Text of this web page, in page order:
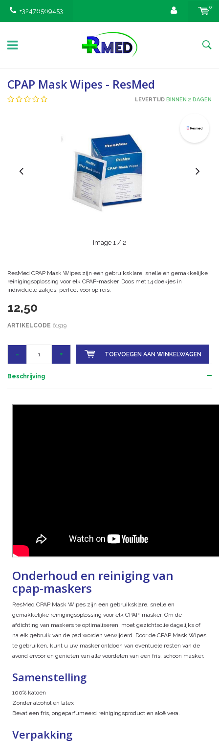
+32476569453
0
CPAP Mask Wipes - ResMed
LEVERTIJD BINNEN 2 DAGEN
Image 1 / 2
ResMed CPAP Mask Wipes zijn een gebruiksklare, snelle en gemakkelijke
reinigingsoplossing voor elk CPAP-masker. Doos met 14 doekjes in
individuele zakjes, perfect voor op reis.
12,50
ARTIKELCODE 61919
- + TOEVOEGEN AAN WINKELWAGEN
Beschrijving
Onderhoud en reiniging van
cpap-maskers
ResMed CPAP Mask Wipes zijn een gebruiksklare, snelle en
gemakkelijke reinigingsoplossing voor elk CPAP-masker. Om de
afdichting van maskers te optimaliseren, moet gezichtsolie dagelijks of
na elk gebruik van de pad worden verwijderd. Door de CPAP Mask Wipes
te gebruiken, kunt u uw masker ontdoen van eventuele resten van de
avond ervoor en genieten van alle voordelen van een fris, schoon masker.
Samenstelling
100% katoen
Zonder alcohol en latex
Bevat een fris, ongeparfumeerd reinigingsproduct en aloë vera.
Verpakking